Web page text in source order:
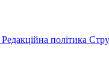
Редакційна політика